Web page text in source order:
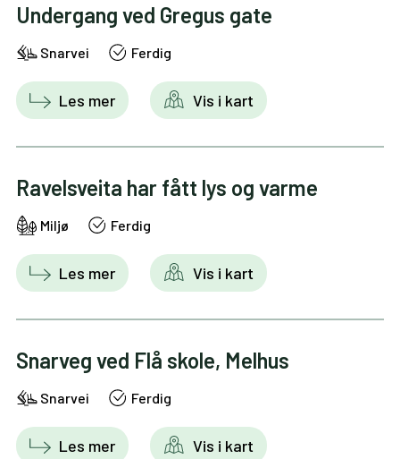
Undergang ved Gregus gate
Snarvei Ferdig
Les mer Vis i kart
Ravelsveita har fått lys og varme
Miljø Ferdig
Les mer Vis i kart
Snarveg ved Flå skole, Melhus
Snarvei Ferdig
Les mer Vis i kart